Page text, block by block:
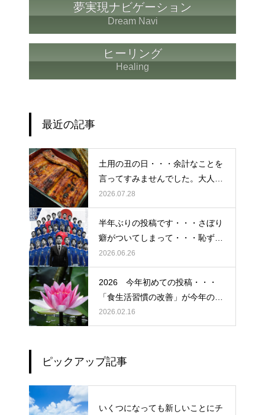
夢実現ナビゲーション
Dream Navi
ヒーリング
Healing
最近の記事
土用の丑の日・・・余計なことを
言ってすみませんでした。大人気
なかったですね・・・
2026.07.28
半年ぶりの投稿です・・・さぼり
癖がついてしまって・・・恥ずか
しぃ～ (〃ﾉωﾉ)
2026.06.26
2026 今年初めての投稿・・・
「食生活習慣の改善」が今年のテ
ーマです。
2026.02.16
ピックアップ記事
いくつになっても新しいことにチ